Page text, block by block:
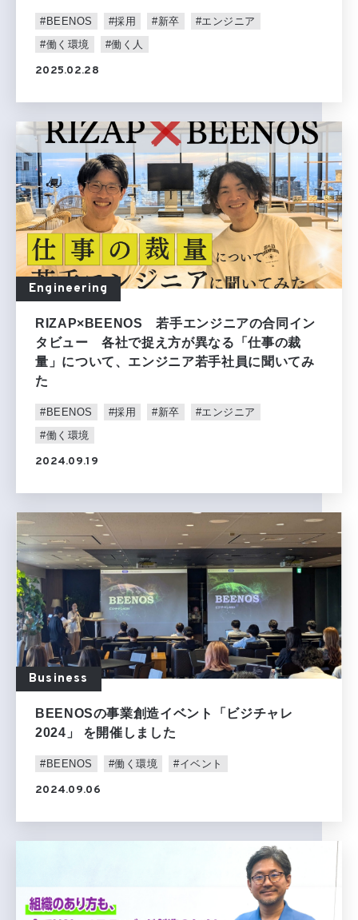
#BEENOS #採用 #新卒
#エンジニア
#働く環境
#働く人
2025.02.28
Engineering
RIZAP×BEENOS 若手エンジニアの合同イン
タビュー 各社で捉え方が異なる「仕事の裁
量」について、エンジニア若手社員に聞いてみ
た
#BEENOS #採用 #新卒
#エンジニア
#働く環境
2024.09.19
Business
BEENOSの事業創造イベント「ビジチャレ
2024」 を開催しました
#BEENOS #働く環境 #イベント
2024.09.06